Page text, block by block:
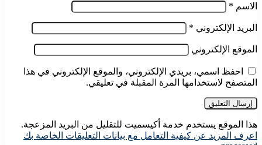
الاسم *
البريد الإلكتروني *
الموقع الإلكتروني
احفظ اسمي، بريدي الإلكتروني، والموقع الإلكتروني في هذا
المتصفح لاستخدامها المرة المقبلة في تعليقي.
هذا الموقع يستخدم خدمة أكيسميت للتقليل من البريد المزعجة.
اعرف المزيد عن كيفية التعامل مع بيانات التعليقات الخاصة بك